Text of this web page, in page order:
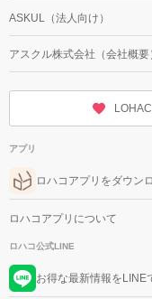
ASKUL（法人向け）
アスクル株式会社（会社概要
アプリ
ロハコアプリをダウン
ロハコアプリについて
ロハコ公式LINE
お得な最新情報をLINE